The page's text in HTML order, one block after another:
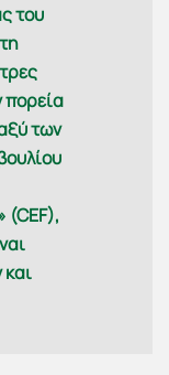
του
πορεία
των
(CEF),